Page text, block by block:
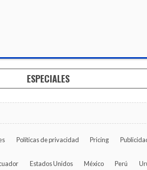
ESPECIALES
Políticas de privacidad Pricing
Estados Unidos México Perú